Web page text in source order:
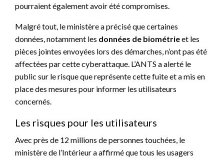
pourraient également avoir été compromises.
Malgré tout, le ministère a précisé que certaines
données, notamment les données de biométrieet les
pièces jointes envoyées lors des démarches, n’ont pas été
affectées par cette cyberattaque. L’ANTS a alerté le
public sur le risque que représente cette fuite et a mis en
place des mesures pour informer les utilisateurs
concernés.
Les risques pour les utilisateurs
Avec près de 12 millions de personnes touchées, le
ministère de l’Intérieur a affirmé que tous les usagers